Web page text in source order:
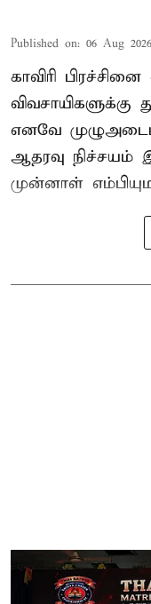
Published on: 06 Aug
காவிரி
விவசாயிகளுக்கு
எனவே
ஆதரவு நிச்சயம்
முன்னாள்